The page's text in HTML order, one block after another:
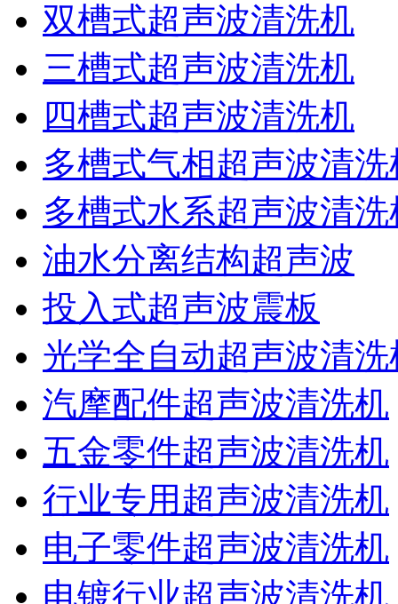
双槽式超声波清洗机
三槽式超声波清洗机
四槽式超声波清洗机
多槽式气相超声波清洗
多槽式水系超声波清洗
油水分离结构超声波
投入式超声波震板
光学全自动超声波清洗
汽摩配件超声波清洗机
五金零件超声波清洗机
行业专用超声波清洗机
电子零件超声波清洗机
电镀行业超声波清洗机